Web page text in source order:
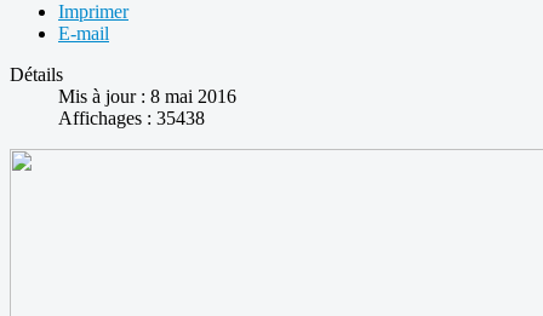
Imprimer
E-mail
Détails
Mis à jour : 8 mai 2016
Affichages : 35438